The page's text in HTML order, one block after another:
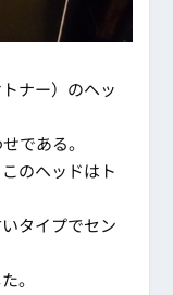
ナー）のヘッ
である。
のヘッドはト
タイプでセン
。